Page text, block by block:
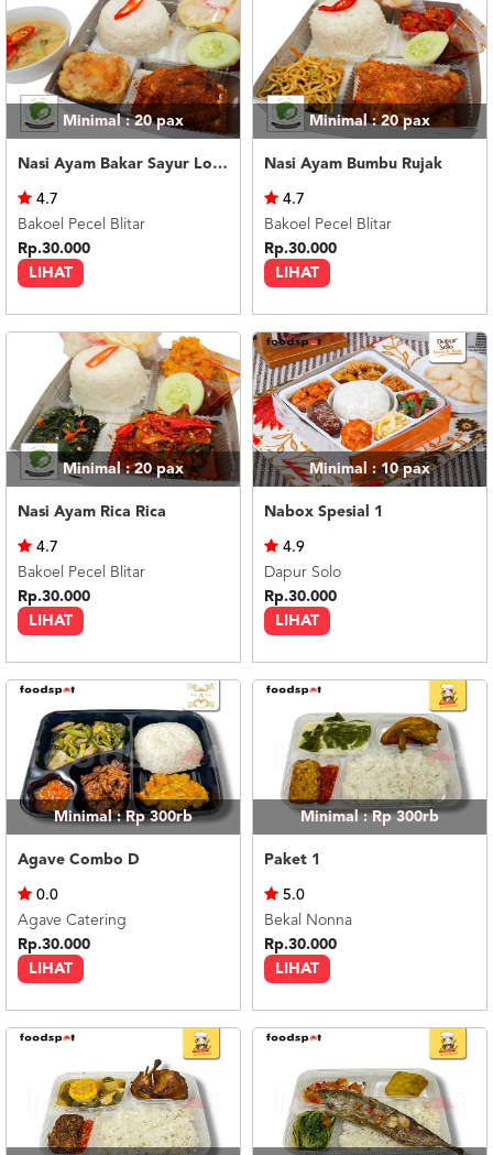
Minimal : 20pax
Nasi Ayam Bakar Sayur Lodeh
LIHAT
4.7
Bakoel Pecel Blitar
Rp.30.000
Minimal : 20pax
Nasi Ayam Bumbu Rujak
LIHAT
4.7
Bakoel Pecel Blitar
Rp.30.000
Minimal : 20pax
Nasi Ayam Rica Rica
LIHAT
4.7
Bakoel Pecel Blitar
Rp.30.000
Minimal : 10pax
Nabox Spesial 1
LIHAT
4.9
Dapur Solo
Rp.30.000
Minimal : Rp 300rb
Agave Combo D
LIHAT
0.0
Agave Catering
Rp.30.000
Minimal : Rp 300rb
Paket 1
LIHAT
5.0
Bekal Nonna
Rp.30.000